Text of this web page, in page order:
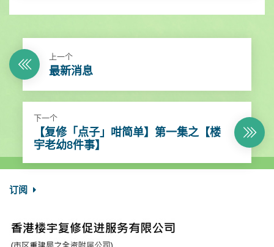
上一个
最新消息
下一个
【复修「点子」咁简单】第一集之【楼
宇老幼8件事】
订阅